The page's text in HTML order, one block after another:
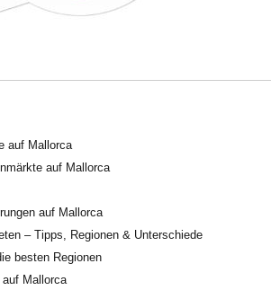
auf Mallorca
auf Mallorca
auf Mallorca
– Tipps, Regionen & Unterschiede
besten Regionen
Mallorca